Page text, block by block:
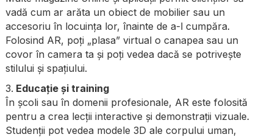
vadă cum ar arăta un obiect de mobilier sau un
accesoriu în locuința lor, înainte de a-l cumpăra.
Folosind AR, poți „plasa” virtual o canapea sau un
covor în camera ta și poți vedea dacă se potrivește
stilului și spațiului.
Educație și training
În școli sau în domenii profesionale, AR este folosită
pentru a crea lecții interactive și demonstrații vizuale.
Studenții pot vedea modele 3D ale corpului uman,